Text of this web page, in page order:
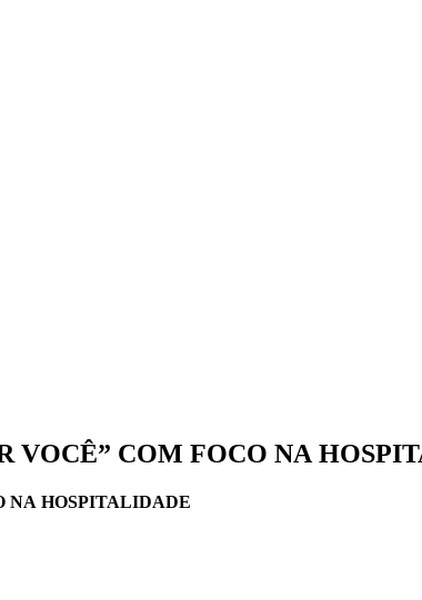
VOCÊ” COM FOCO NA
NA HOSPITALIDADE